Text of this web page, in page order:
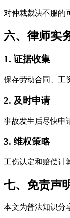
对仲裁裁决不服的
六、律师实
1. 证据收集
保存劳动合同、工
2. 及时申请
事故发生后尽快申
3. 维权策略
工伤认定和赔偿计
七、免责声
本文为普法知识分